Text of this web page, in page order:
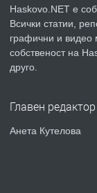
ПРЕДЛАГА
Haskovo.NET е
Всички статии,
графични и видео
собственост на
друго.
Главен редактор
Анета Кутелова